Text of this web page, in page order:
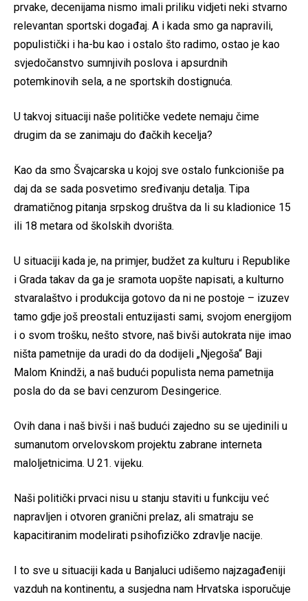
prvake, decenijama nismo imali priliku vidjeti neki stvarno
relevantan sportski događaj. A i kada smo ga napravili,
populistički i ha-bu kao i ostalo što radimo, ostao je kao
svjedočanstvo sumnjivih poslova i apsurdnih
potemkinovih sela, a ne sportskih dostignuća.
U takvoj situaciji naše političke vedete nemaju čime
drugim da se zanimaju do đačkih kecelja?
Kao da smo Švajcarska u kojoj sve ostalo funkcioniše pa
daj da se sada posvetimo sređivanju detalja. Tipa
dramatičnog pitanja srpskog društva da li su kladionice 15
ili 18 metara od školskih dvorišta.
U situaciji kada je, na primjer, budžet za kulturu i Republike
i Grada takav da ga je sramota uopšte napisati, a kulturno
stvaralaštvo i produkcija gotovo da ni ne postoje – izuzev
tamo gdje još preostali entuzijasti sami, svojom energijom
i o svom trošku, nešto stvore, naš bivši autokrata nije imao
ništa pametnije da uradi do da dodijeli „Njegoša“ Baji
Malom Knindži, a naš budući populista nema pametnija
posla do da se bavi cenzurom Desingerice.
Ovih dana i naš bivši i naš budući zajedno su se ujedinili u
sumanutom orvelovskom projektu zabrane interneta
maloljetnicima. U 21. vijeku.
Naši politički prvaci nisu u stanju staviti u funkciju već
napravljen i otvoren granični prelaz, ali smatraju se
kapacitiranim modelirati psihofizičko zdravlje nacije.
I to sve u situaciji kada u Banjaluci udišemo najzagađeniji
vazduh na kontinentu, a susjedna nam Hrvatska isporučuje